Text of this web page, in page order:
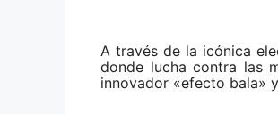
A través de la icónica
donde lucha contra las
innovador «efecto bala»